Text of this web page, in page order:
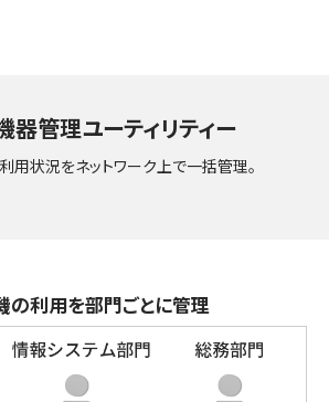
器管理ユーティリティー
用状況をネットワーク上で一括管理。
の利用を部門ごとに管理